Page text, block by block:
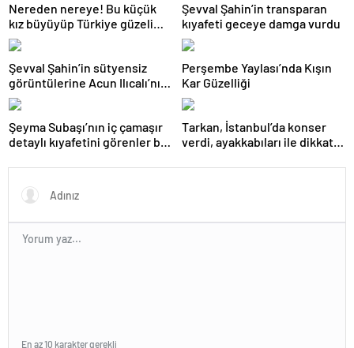
Nereden nereye! Bu küçük
kız büyüyüp Türkiye güzeli
oldu
Şevval Şahin’in transparan
kıyafeti geceye damga vurdu
Şevval Şahin’in sütyensiz
görüntülerine Acun Ilıcalı’nın
kanalında sansür
Perşembe Yaylası’nda Kışın
Kar Güzelliği
Şeyma Subaşı’nın iç çamaşır
detaylı kıyafetini görenler bir
Tarkan, İstanbul’da konser
verdi, ayakkabıları ile dikkat
En az 10 karakter gerekli